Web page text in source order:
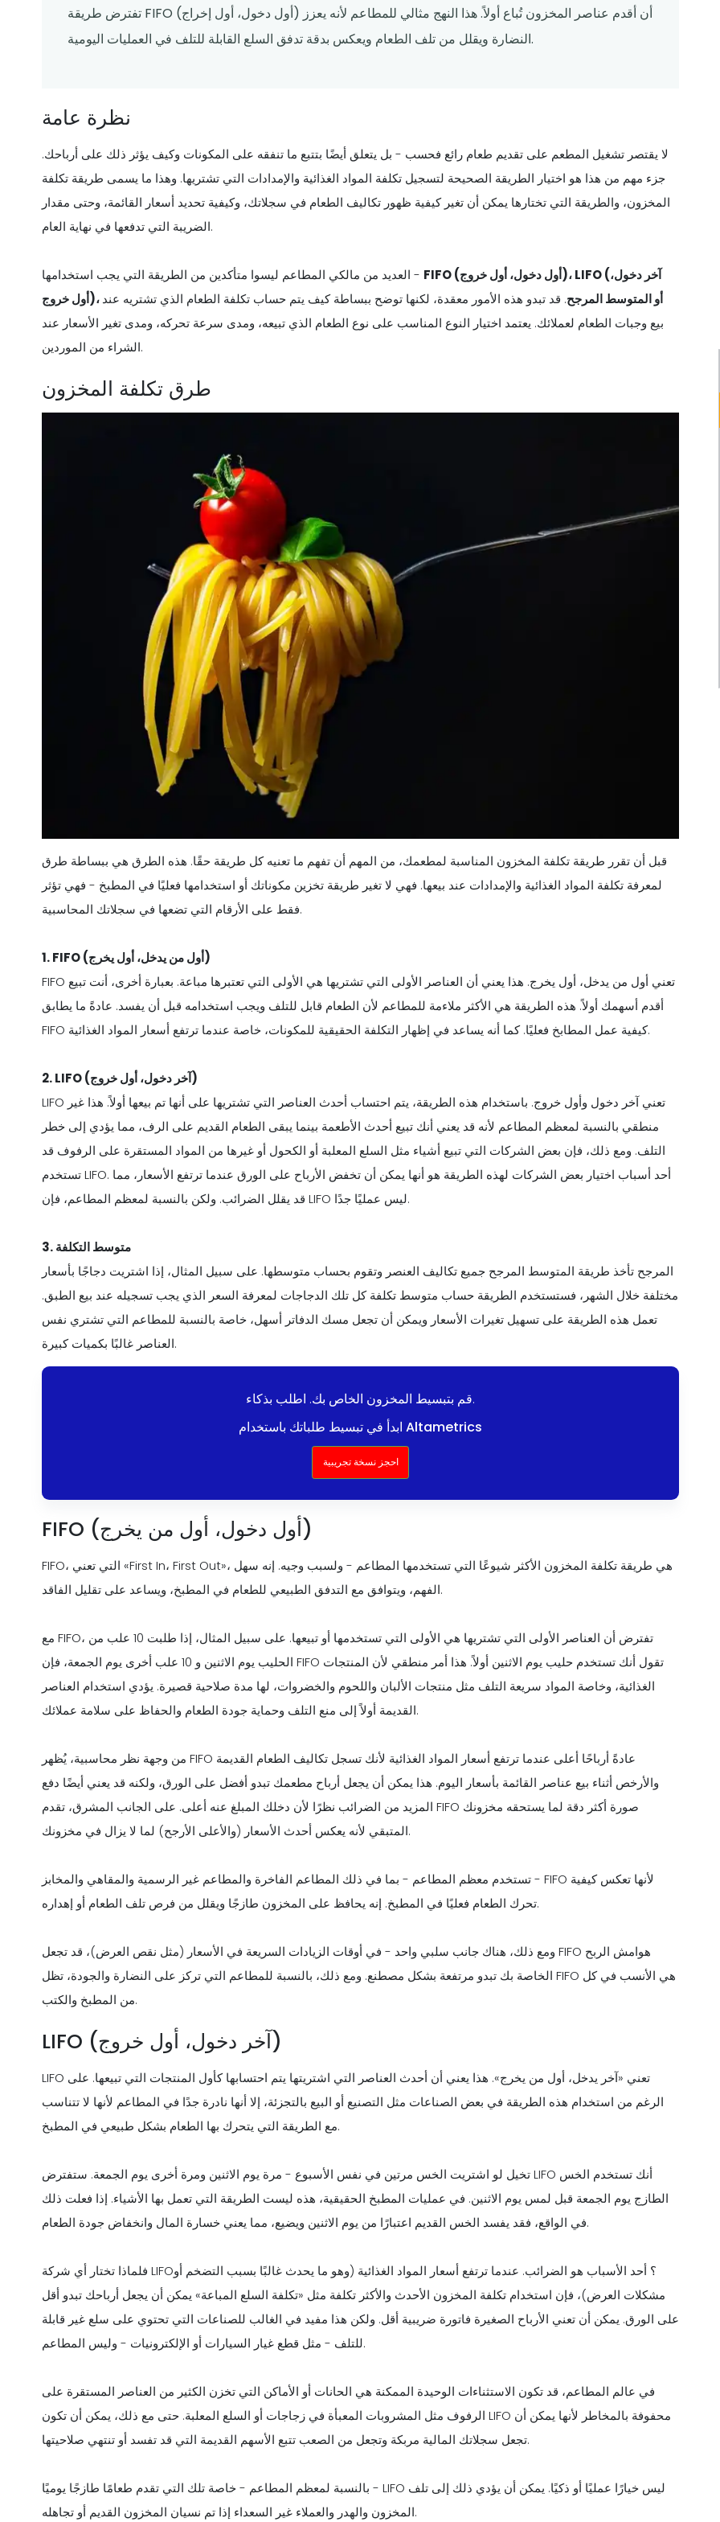
تفترض طريقة FIFO (أول دخول، أول إخراج) أن أقدم عناصر المخزون تُباع أولاً. هذا النهج مثالي للمطاعم لأنه يعزز
النضارة ويقلل من تلف الطعام ويعكس بدقة تدفق السلع القابلة للتلف في العمليات اليومية.
نظرة عامة
لا يقتصر تشغيل المطعم على تقديم طعام رائع فحسب - بل يتعلق أيضًا بتتبع ما تنفقه على المكونات وكيف يؤثر ذلك على أرباحك.
جزء مهم من هذا هو اختيار الطريقة الصحيحة لتسجيل تكلفة المواد الغذائية والإمدادات التي تشتريها. وهذا ما يسمى طريقة تكلفة
المخزون، والطريقة التي تختارها يمكن أن تغير كيفية ظهور تكاليف الطعام في سجلاتك، وكيفية تحديد أسعار القائمة، وحتى مقدار
الضريبة التي تدفعها في نهاية العام.
العديد من مالكي المطاعم ليسوا متأكدين من الطريقة التي يجب استخدامها - FIFO (أول دخول، أول خروج)، LIFO (آخر دخول،
أول خروج)، أو المتوسط المرجح. قد تبدو هذه الأمور معقدة، لكنها توضح ببساطة كيف يتم حساب تكلفة الطعام الذي تشتريه عند
بيع وجبات الطعام لعملائك. يعتمد اختيار النوع المناسب على نوع الطعام الذي تبيعه، ومدى سرعة تحركه، ومدى تغير الأسعار عند
الشراء من الموردين.
طرق تكلفة المخزون
قبل أن تقرر طريقة تكلفة المخزون المناسبة لمطعمك، من المهم أن تفهم ما تعنيه كل طريقة حقًا. هذه الطرق هي ببساطة طرق
لمعرفة تكلفة المواد الغذائية والإمدادات عند بيعها. فهي لا تغير طريقة تخزين مكوناتك أو استخدامها فعليًا في المطبخ - فهي تؤثر
فقط على الأرقام التي تضعها في سجلاتك المحاسبية.
1. FIFO (أول من يدخل، أول يخرج)
FIFO تعني أول من يدخل، أول يخرج. هذا يعني أن العناصر الأولى التي تشتريها هي الأولى التي تعتبرها مباعة. بعبارة أخرى، أنت تبيع
أقدم أسهمك أولاً. هذه الطريقة هي الأكثر ملاءمة للمطاعم لأن الطعام قابل للتلف ويجب استخدامه قبل أن يفسد. عادةً ما يطابق
FIFO كيفية عمل المطابخ فعليًا. كما أنه يساعد في إظهار التكلفة الحقيقية للمكونات، خاصة عندما ترتفع أسعار المواد الغذائية.
2. LIFO (آخر دخول، أول خروج)
LIFO تعني آخر دخول وأول خروج. باستخدام هذه الطريقة، يتم احتساب أحدث العناصر التي تشتريها على أنها تم بيعها أولاً. هذا غير
منطقي بالنسبة لمعظم المطاعم لأنه قد يعني أنك تبيع أحدث الأطعمة بينما يبقى الطعام القديم على الرف، مما يؤدي إلى خطر
التلف. ومع ذلك، فإن بعض الشركات التي تبيع أشياء مثل السلع المعلبة أو الكحول أو غيرها من المواد المستقرة على الرفوف قد
تستخدم LIFO. أحد أسباب اختيار بعض الشركات لهذه الطريقة هو أنها يمكن أن تخفض الأرباح على الورق عندما ترتفع الأسعار، مما
قد يقلل الضرائب. ولكن بالنسبة لمعظم المطاعم، فإن LIFO ليس عمليًا جدًا.
3. متوسط التكلفة
المرجح تأخذ طريقة المتوسط المرجح جميع تكاليف العنصر وتقوم بحساب متوسطها. على سبيل المثال، إذا اشتريت دجاجًا بأسعار
مختلفة خلال الشهر، فستستخدم الطريقة حساب متوسط تكلفة كل تلك الدجاجات لمعرفة السعر الذي يجب تسجيله عند بيع الطبق.
تعمل هذه الطريقة على تسهيل تغيرات الأسعار ويمكن أن تجعل مسك الدفاتر أسهل، خاصة بالنسبة للمطاعم التي تشتري نفس
العناصر غالبًا بكميات كبيرة.
قم بتبسيط المخزون الخاص بك. اطلب بذكاء.
ابدأ في تبسيط طلباتك باستخدام Altametrics
احجز نسخة تجريبية
FIFO (أول دخول، أول من يخرج)
FIFO، التي تعني «First In، First Out»، هي طريقة تكلفة المخزون الأكثر شيوعًا التي تستخدمها المطاعم - ولسبب وجيه. إنه سهل
الفهم، ويتوافق مع التدفق الطبيعي للطعام في المطبخ، ويساعد على تقليل الفاقد.
مع FIFO، تفترض أن العناصر الأولى التي تشتريها هي الأولى التي تستخدمها أو تبيعها. على سبيل المثال، إذا طلبت 10 علب من
الحليب يوم الاثنين و 10 علب أخرى يوم الجمعة، فإن FIFO تقول أنك تستخدم حليب يوم الاثنين أولاً. هذا أمر منطقي لأن المنتجات
الغذائية، وخاصة المواد سريعة التلف مثل منتجات الألبان واللحوم والخضروات، لها مدة صلاحية قصيرة. يؤدي استخدام العناصر
القديمة أولاً إلى منع التلف وحماية جودة الطعام والحفاظ على سلامة عملائك.
من وجهة نظر محاسبية، يُظهر FIFO عادةً أرباحًا أعلى عندما ترتفع أسعار المواد الغذائية لأنك تسجل تكاليف الطعام القديمة
والأرخص أثناء بيع عناصر القائمة بأسعار اليوم. هذا يمكن أن يجعل أرباح مطعمك تبدو أفضل على الورق، ولكنه قد يعني أيضًا دفع
المزيد من الضرائب نظرًا لأن دخلك المبلغ عنه أعلى. على الجانب المشرق، تقدم FIFO صورة أكثر دقة لما يستحقه مخزونك
المتبقي لأنه يعكس أحدث الأسعار (والأعلى الأرجح) لما لا يزال في مخزونك.
تستخدم معظم المطاعم - بما في ذلك المطاعم الفاخرة والمطاعم غير الرسمية والمقاهي والمخابز - FIFO لأنها تعكس كيفية
تحرك الطعام فعليًا في المطبخ. إنه يحافظ على المخزون طازجًا ويقلل من فرص تلف الطعام أو إهداره.
ومع ذلك، هناك جانب سلبي واحد - في أوقات الزيادات السريعة في الأسعار (مثل نقص العرض)، قد تجعل FIFO هوامش الربح
الخاصة بك تبدو مرتفعة بشكل مصطنع. ومع ذلك، بالنسبة للمطاعم التي تركز على النضارة والجودة، تظل FIFO هي الأنسب في كل
من المطبخ والكتب.
LIFO (آخر دخول، أول خروج)
LIFO تعني «آخر يدخل، أول من يخرج». هذا يعني أن أحدث العناصر التي اشتريتها يتم احتسابها كأول المنتجات التي تبيعها. على
الرغم من استخدام هذه الطريقة في بعض الصناعات مثل التصنيع أو البيع بالتجزئة، إلا أنها نادرة جدًا في المطاعم لأنها لا تتناسب
مع الطريقة التي يتحرك بها الطعام بشكل طبيعي في المطبخ.
تخيل لو اشتريت الخس مرتين في نفس الأسبوع - مرة يوم الاثنين ومرة أخرى يوم الجمعة. ستفترض LIFO أنك تستخدم الخس
الطازج يوم الجمعة قبل لمس يوم الاثنين. في عمليات المطبخ الحقيقية، هذه ليست الطريقة التي تعمل بها الأشياء. إذا فعلت ذلك
في الواقع، فقد يفسد الخس القديم اعتبارًا من يوم الاثنين ويضيع، مما يعني خسارة المال وانخفاض جودة الطعام.
فلماذا تختار أي شركة LIFO؟ أحد الأسباب هو الضرائب. عندما ترتفع أسعار المواد الغذائية (وهو ما يحدث غالبًا بسبب التضخم أو
مشكلات العرض)، فإن استخدام تكلفة المخزون الأحدث والأكثر تكلفة مثل «تكلفة السلع المباعة» يمكن أن يجعل أرباحك تبدو أقل
على الورق. يمكن أن تعني الأرباح الصغيرة فاتورة ضريبية أقل. ولكن هذا مفيد في الغالب للصناعات التي تحتوي على سلع غير قابلة
للتلف - مثل قطع غيار السيارات أو الإلكترونيات - وليس المطاعم.
في عالم المطاعم، قد تكون الاستثناءات الوحيدة الممكنة هي الحانات أو الأماكن التي تخزن الكثير من العناصر المستقرة على
الرفوف مثل المشروبات المعبأة في زجاجات أو السلع المعلبة. حتى مع ذلك، يمكن أن تكون LIFO محفوفة بالمخاطر لأنها يمكن أن
تجعل سجلاتك المالية مربكة وتجعل من الصعب تتبع الأسهم القديمة التي قد تفسد أو تنتهي صلاحيتها.
بالنسبة لمعظم المطاعم - خاصة تلك التي تقدم طعامًا طازجًا يوميًا - LIFO ليس خيارًا عمليًا أو ذكيًا. يمكن أن يؤدي ذلك إلى تلف
المخزون والهدر والعملاء غير السعداء إذا تم نسيان المخزون القديم أو تجاهله.